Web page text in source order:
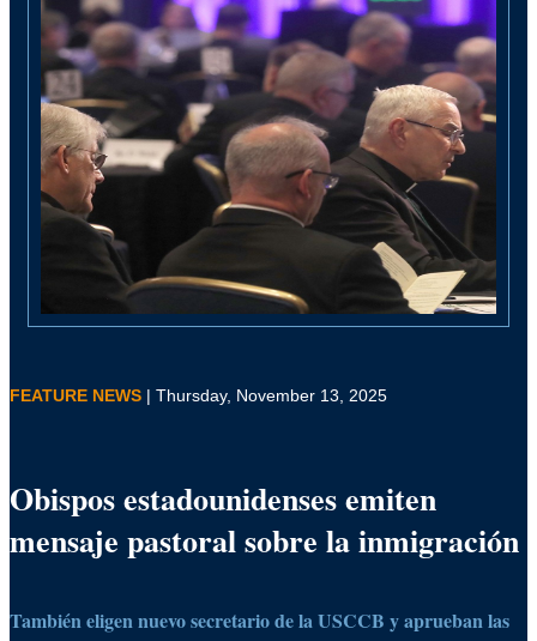
FEATURE NEWS | Thursday, November 13, 2025
Obispos estadounidenses emiten
mensaje pastoral sobre la inmigración
También eligen nuevo secretario de la USCCB y aprueban las